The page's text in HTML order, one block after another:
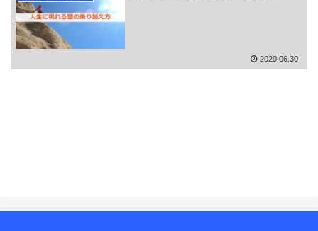
2020.06.30